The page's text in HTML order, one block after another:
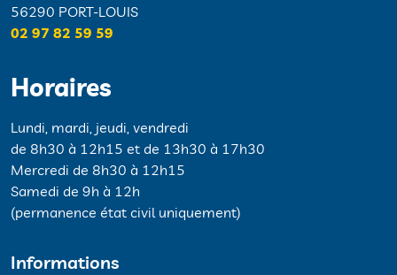
56290 PORT-LOUIS
02 97 82 59 59
Horaires
Lundi, mardi, jeudi, vendredi
de 8h30 à 12h15 et de 13h30 à 17h30
Mercredi de 8h30 à 12h15
Samedi de 9h à 12h
(permanence état civil uniquement)
Informations